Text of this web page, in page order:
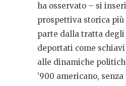
ha osservato – si
prospettiva storica più
parte dalla tratta
deportati come
alle dinamiche
’900 americano,